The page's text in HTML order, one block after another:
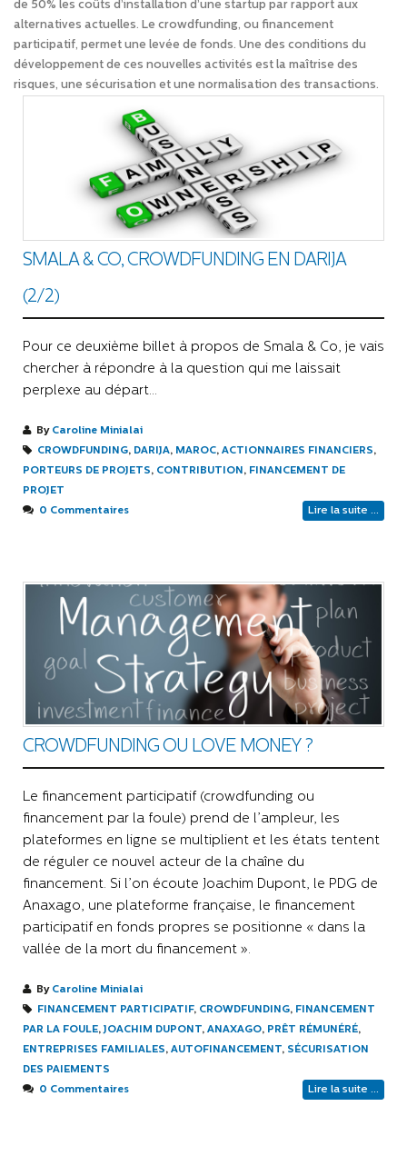
de 50% les coûts d’installation d’une startup par rapport aux
alternatives actuelles. Le crowdfunding, ou financement
participatif, permet une levée de fonds. Une des conditions du
développement de ces nouvelles activités est la maîtrise des
risques, une sécurisation et une normalisation des transactions.
SMALA & CO, CROWDFUNDING EN DARIJA
(2/2)
Pour ce deuxième billet à propos de Smala & Co, je vais
chercher à répondre à la question qui me laissait
perplexe au départ…
By Caroline Minialai
CROWDFUNDING, DARIJA, MAROC, ACTIONNAIRES FINANCIERS,
PORTEURS DE PROJETS, CONTRIBUTION , FINANCEMENT DE
PROJET
0 Commentaires
Lire la suite ...
CROWDFUNDING OU LOVE MONEY ?
Le financement participatif (crowdfunding ou
financement par la foule) prend de l’ampleur, les
plateformes en ligne se multiplient et les états tentent
de réguler ce nouvel acteur de la chaîne du
financement. Si l’on écoute Joachim Dupont, le PDG de
Anaxago, une plateforme française, le financement
participatif en fonds propres se positionne « dans la
vallée de la mort du financement ».
By Caroline Minialai
FINANCEMENT PARTICIPATIF, CROWDFUNDING, FINANCEMENT
PAR LA FOULE, JOACHIM DUPONT, ANAXAGO, PRÊT RÉMUNÉRÉ,
ENTREPRISES FAMILIALES, AUTOFINANCEMENT, SÉCURISATION
DES PAIEMENTS
0 Commentaires
Lire la suite ...